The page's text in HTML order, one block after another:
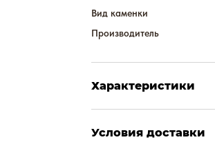
Вид каменки
Производитель
Характеристики
Условия доставки